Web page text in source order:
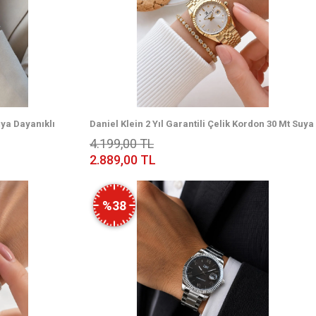
Dayanıklı
Daniel Klein 2 Yıl Garantili Çelik Kordon 30 Mt Suya
Dayanıklı Kadın Kol Saati+Bileklik DKK.14372.2
4.199,00 TL
2.889,00 TL
%38